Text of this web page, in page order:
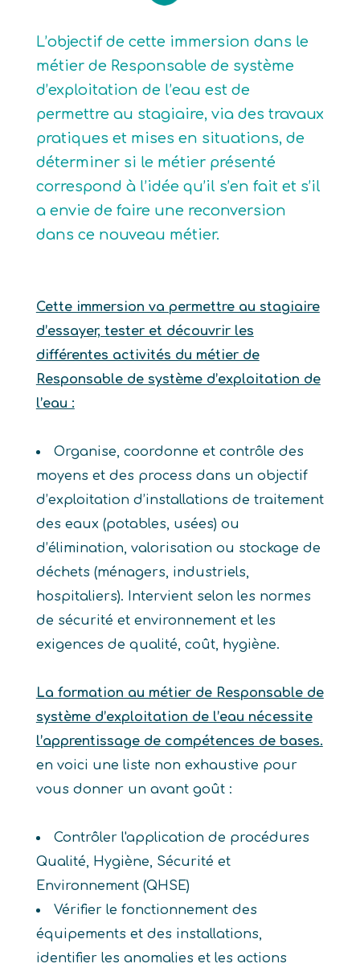
L’objectif de cette immersion dans le
métier de Responsable de système
d’exploitation de l’eau est de
permettre au stagiaire, via des travaux
pratiques et mises en situations, de
déterminer si le métier présenté
correspond à l’idée qu’il s’en fait et s’il
a envie de faire une reconversion
dans ce nouveau métier.
Cette immersion va permettre au stagiaire
d’essayer, tester et découvrir les
différentes activités du métier de
Responsable de système d’exploitation de
l’eau :
Organise, coordonne et contrôle des
moyens et des process dans un objectif
d’exploitation d’installations de traitement
des eaux (potables, usées) ou
d’élimination, valorisation ou stockage de
déchets (ménagers, industriels,
hospitaliers). Intervient selon les normes
de sécurité et environnement et les
exigences de qualité, coût, hygiène.
La formation au métier de Responsable de
système d’exploitation de l’eau nécessite
l’apprentissage de compétences de bases.
en voici une liste non exhaustive pour
vous donner un avant goût :
Contrôler l'application de procédures
Qualité, Hygiène, Sécurité et
Environnement (QHSE)
Vérifier le fonctionnement des
équipements et des installations,
identifier les anomalies et les actions